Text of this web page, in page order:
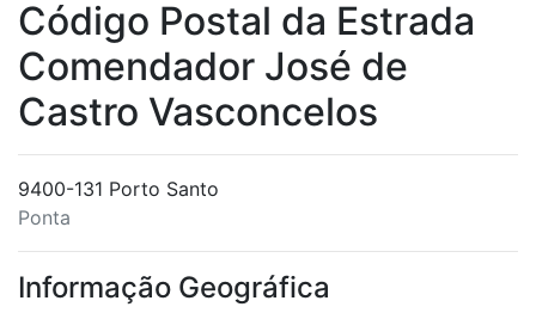
Código Postal da Estrada
Comendador José de
Castro Vasconcelos
9400-131 Porto Santo
Ponta
Informação Geográfica